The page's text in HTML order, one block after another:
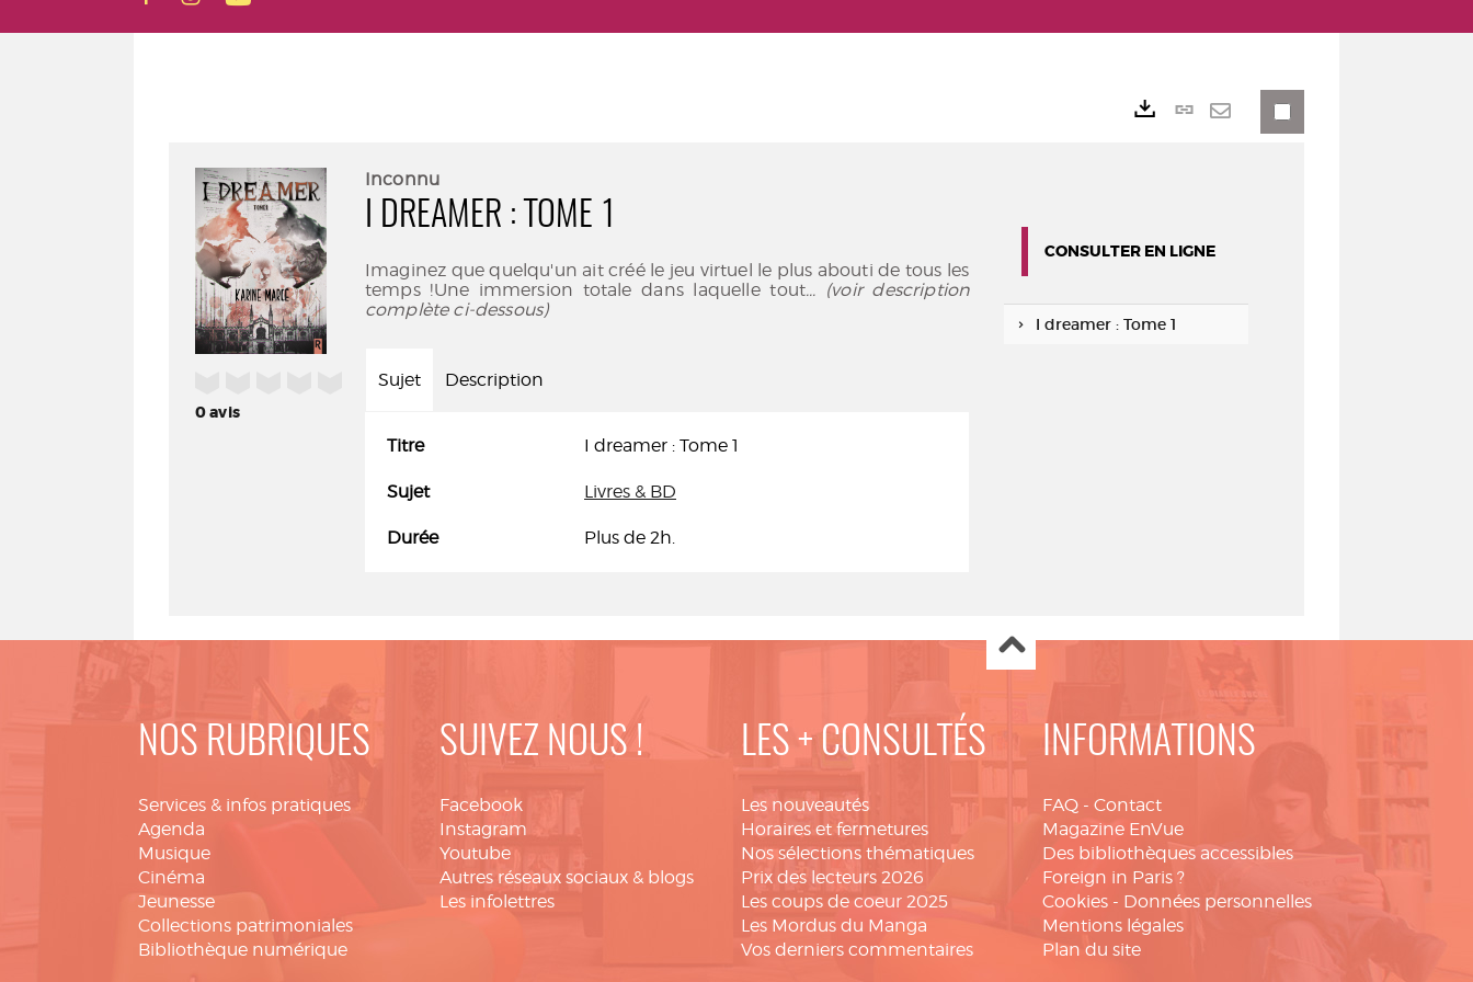
0avis
Inconnu
I DREAMER : TOME 1
Imaginez que quelqu'un ait créé le jeu virtuel le plus abouti de tous les
temps !Une immersion totale dans laquelle tout... (voir description
complète ci-dessous)
Sujet Description
Titre I dreamer : Tome 1
Sujet Livres & BD
Durée Plus de 2h.
Lien
CONSULTER EN LIGNE
I dreamer : Tome 1
NOS RUBRIQUES
Services & infos pratiques
Agenda
Musique
Cinéma
Jeunesse
Collections patrimoniales
Bibliothèque numérique
SUIVEZ NOUS !
Facebook
Instagram
Youtube
Autres réseaux sociaux & blogs
Les infolettres
LES + CONSULTÉS
Les nouveautés
Horaires et fermetures
Nos sélections thématiques
Prix des lecteurs 2026
Les coups de coeur 2025
Les Mordus du Manga
Vos derniers commentaires
INFORMATIONS
FAQ - Contact
Magazine EnVue
Des bibliothèques accessibles
Foreign in Paris ?
Cookies - Données personnelles
Mentions légales
Plan du site